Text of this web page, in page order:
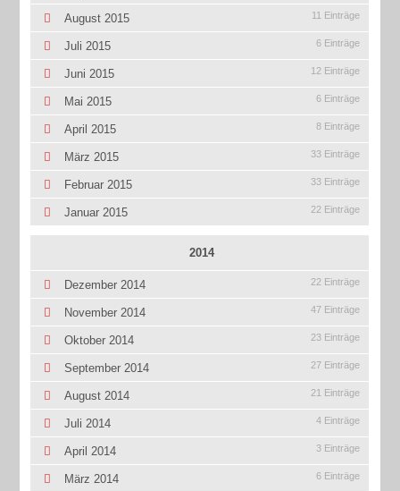
August 2015 11 Einträge
Juli 2015 6 Einträge
Juni 2015 12 Einträge
Mai 2015 6 Einträge
April 2015 8 Einträge
März 2015 33 Einträge
Februar 2015 33 Einträge
Januar 2015 22 Einträge
2014
Dezember 2014 22 Einträge
November 2014 47 Einträge
Oktober 2014 23 Einträge
September 2014 27 Einträge
August 2014 21 Einträge
Juli 2014 4 Einträge
April 2014 3 Einträge
März 2014 6 Einträge